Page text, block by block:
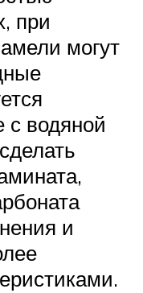
при
могут
с водяной
и